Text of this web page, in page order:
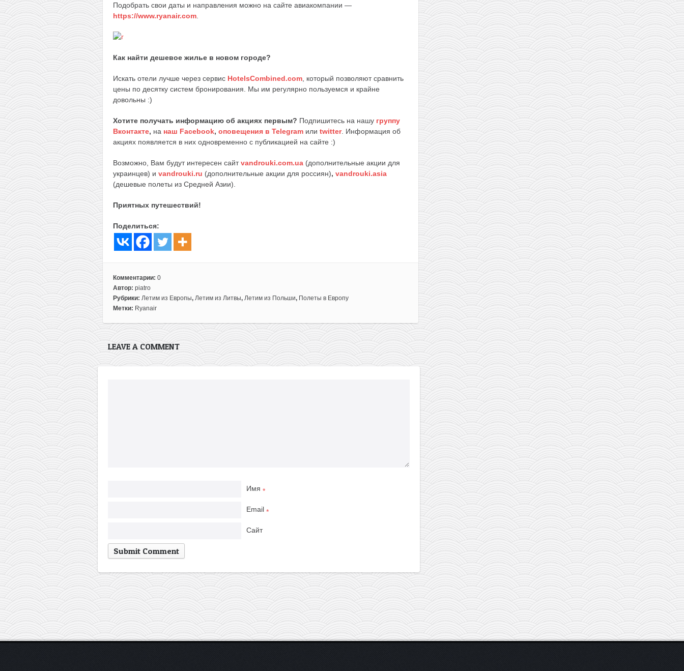
Подобрать свои даты и направления можно на сайте авиакомпании —
https://www.ryanair.com
Как найти дешевое жилье в новом городе?
Искать отели лучше через сервис HotelsCombined.com , который позволяют сравнить
цены по десятку систем бронирования. Мы им регулярно пользуемся и крайне
довольны :)
Хотите получать информацию об акциях первым? Подпишитесь на нашу группу
Вконтакте, на наш Facebook, оповещения в Telegram или twitter. Информация об
акциях появляется в них одновременно с публикацией на сайте :)
Возможно, Вам будут интересен сайтvandrouki.com.ua (дополнительные акции для
украинцев) и vandrouki.ru (дополнительные акции для россиян), vandrouki.asia
(дешевые полеты из Средней Азии).
Приятных путешествий!
Поделиться:
Комментарии: 0
Автор: piatro
Рубрики: Летим из Европы, Летим из Литвы, Летим из Польши, Полеты в Европу
Метки: Ryanair
LEAVE A COMMENT
Имя *
Email *
Сайт